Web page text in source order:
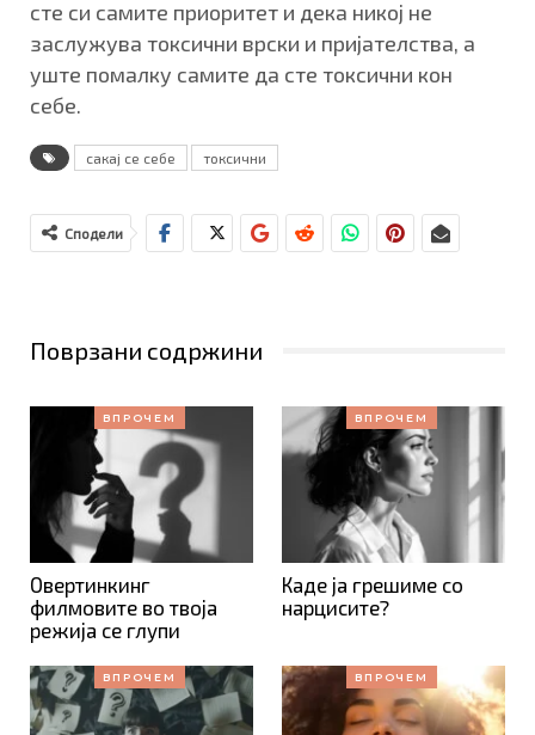
сте си самите приоритет и дека никој не
заслужува токсични врски и пријателства, а
уште помалку самите да сте токсични кон
себе.
сакај се себе токсични
Сподели
Поврзани содржини
ВПРОЧЕМ
Овертинкинг
филмовите во твоја
режија се глупи
ВПРОЧЕМ
Каде ја грешиме со
нарцисите?
ВПРОЧЕМ ВПРОЧЕМ